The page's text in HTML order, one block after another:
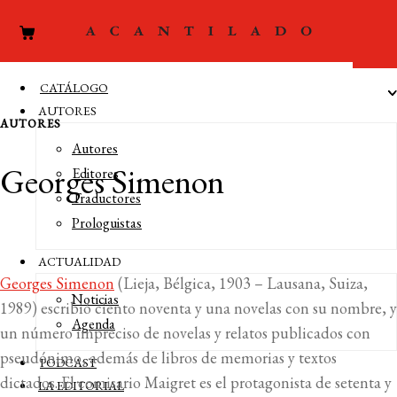
CATÁLOGO
AUTORES
Autores
Editores
Traductores
Prologuistas
ACTUALIDAD
Noticias
Agenda
PODCAST
LA EDITORIAL
AUTORES
Georges Simenon
Georges Simenon(Lieja, Bélgica, 1903 – Lausana, Suiza,
1989) escribió ciento noventa y una novelas con su nombre, y
un número impreciso de novelas y relatos publicados con
pseudónimo, además de libros de memorias y textos
dictados. El comisario Maigret es el protagonista de setenta y